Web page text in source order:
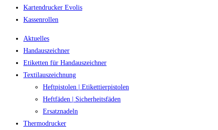
Kartendrucker Evolis
Kassenrollen
Aktuelles
Handauszeichner
Etiketten für Handauszeichner
Textilauszeichnung
Heftpistolen | Etikettierpistolen
Heftfäden | Sicherheitsfäden
Ersatznadeln
Thermodrucker